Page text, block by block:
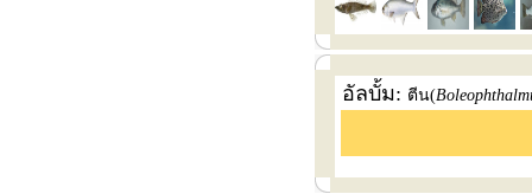
อัลบั้ม: ตีน(